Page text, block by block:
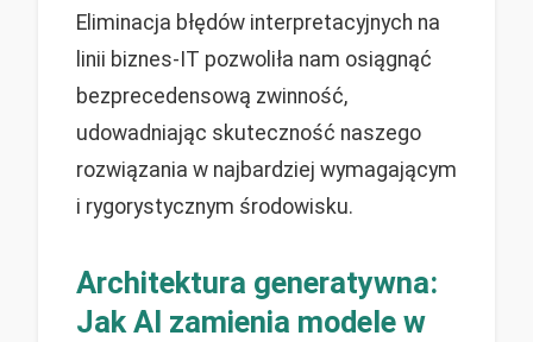
Eliminacja błędów interpretacyjnych na
linii biznes-IT pozwoliła nam osiągnąć
bezprecedensową zwinność,
udowadniając skuteczność naszego
rozwiązania w najbardziej wymagającym
i rygorystycznym środowisku.
Architektura generatywna:
Jak AI zamienia modele w